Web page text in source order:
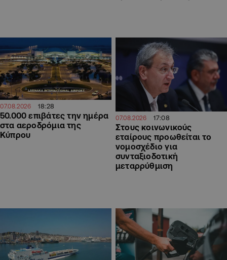
07.08.2026 18:28
50.000 επιβάτες την ημέρα
στα αεροδρόμια της
Κύπρου
07.08.2026 17:08
Στους κοινωνικούς
εταίρους προωθείται το
νομοσχέδιο για
συνταξιοδοτική
μεταρρύθμιση